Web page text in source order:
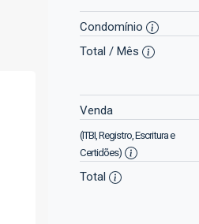
Condomínio
Total / Mês
Venda
(ITBI, Registro, Escritura e
Certidões)
Total